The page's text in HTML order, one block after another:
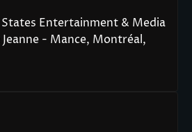
Entertainment & Media
Jeanne - Mance, Montréal,